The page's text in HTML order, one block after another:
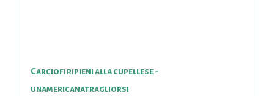
Carciofi ripieni alla cupellese -
unamericanatragliorsi